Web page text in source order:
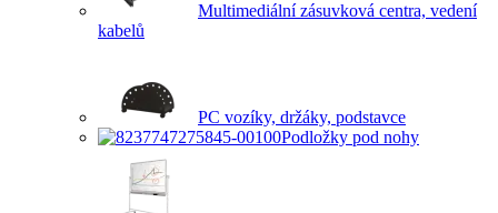
Multimediální zásuvková centra, vedení
kabelů
PC vozíky, držáky, podstavce
Podložky pod nohy